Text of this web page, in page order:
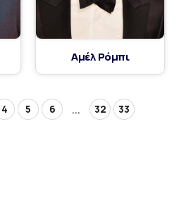
Αμέλ Ρόμπι
4 5 6 ... 32 33